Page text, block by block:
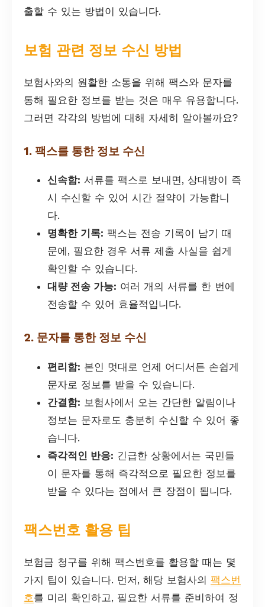
출할 수 있는 방법이 있습니다.
보험 관련 정보 수신 방법
보험사와의 원활한 소통을 위해 팩스와 문자를
통해 필요한 정보를 받는 것은 매우 유용합니다.
그러면 각각의 방법에 대해 자세히 알아볼까요?
1. 팩스를 통한 정보 수신
신속함: 서류를 팩스로 보내면, 상대방이 즉
시 수신할 수 있어 시간 절약이 가능합니
다.
명확한 기록: 팩스는 전송 기록이 남기 때
문에, 필요한 경우 서류 제출 사실을 쉽게
확인할 수 있습니다.
대량 전송 가능: 여러 개의 서류를 한 번에
전송할 수 있어 효율적입니다.
2. 문자를 통한 정보 수신
편리함: 본인 멋대로 언제 어디서든 손쉽게
문자로 정보를 받을 수 있습니다.
간결함: 보험사에서 오는 간단한 알림이나
정보는 문자로도 충분히 수신할 수 있어 좋
습니다.
즉각적인 반응: 긴급한 상황에서는 국민들
이 문자를 통해 즉각적으로 필요한 정보를
받을 수 있다는 점에서 큰 장점이 됩니다.
팩스번호 활용 팁
보험금 청구를 위해 팩스번호를 활용할 때는 몇
가지 팁이 있습니다. 먼저, 해당 보험사의 팩스번
호를 미리 확인하고, 필요한 서류를 준비하여 정